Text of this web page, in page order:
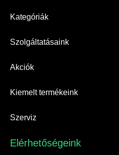
Kategóriák
Szolgáltatásaink
Akciók
Kiemelt termékeink
Szerviz
Elérhetőségeink​